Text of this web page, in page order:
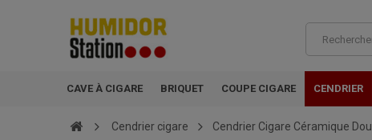
CAVE À CIGARE BRIQUET COUPE CIGARE CENDRIER
Cendrier cigare Cendrier Cigare Céramique